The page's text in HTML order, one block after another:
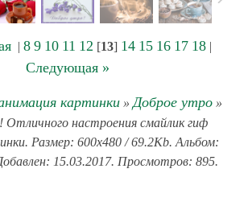
| 8 9 10 11 12 [13] 14 15 16 17 18 |
Следующая »
картинки » Доброе утро »
Отличного настроения смайлик гиф
Размер: 600x480 / 69.2Kb. Альбом:
15.03.2017. Просмотров: 895.